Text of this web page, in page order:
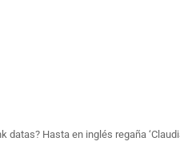
datas? Hasta en inglés regaña